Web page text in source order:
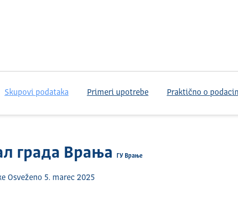
Skupovi podataka Primeri upotrebe Praktično o
града Врања ГУ Врање
Osveženo 5. marec 2025